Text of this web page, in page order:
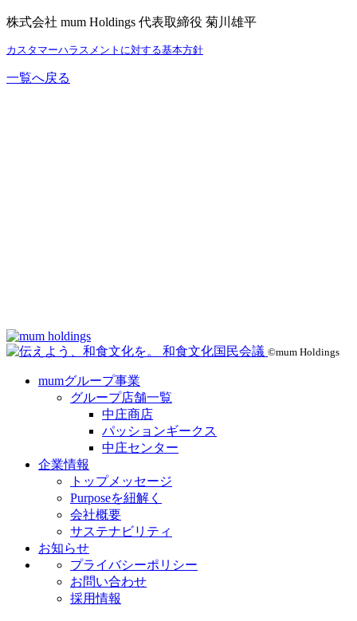
株式会社 mum Holdings 代表取締役 菊川雄平
カスタマーハラスメントに対する基本方針
一覧へ戻る
©mum Holdings
mumグループ事業
グループ店舗一覧
中庄商店
パッションギークス
中庄センター
企業情報
トップメッセージ
Purposeを紐解く
会社概要
サステナビリティ
お知らせ
プライバシーポリシー
お問い合わせ
採用情報